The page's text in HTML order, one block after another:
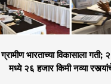
ग्रामीण भारताच्या विकासाला
मध्ये २६ हजार किमी नव्या